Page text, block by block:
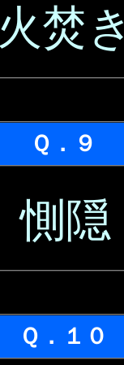
火焚き
Ｑ．９
惻隠
Ｑ．１０